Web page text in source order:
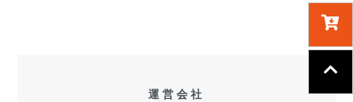
運営会社